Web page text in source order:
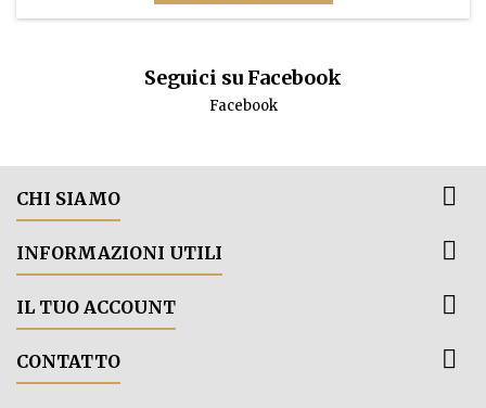
Seguici su Facebook
Facebook
CHI SIAMO 
INFORMAZIONI UTILI 
IL TUO ACCOUNT 
CONTATTO 